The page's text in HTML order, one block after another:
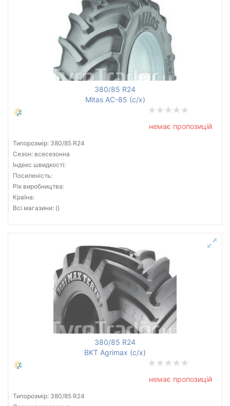
380/85 R24
Mitas AC-85 (с/х)
немає пропозицій
Типорозмір: 380/85 R24
Сезон: всесезонна
Індекс швидкості:
Посиленість:
Рік виробництва:
Країна:
Всі магазини: ()
380/85 R24
BKT Agrimax (с/х)
немає пропозицій
Типорозмір: 380/85 R24